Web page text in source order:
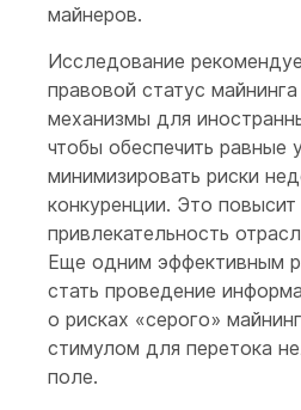
майнеров.
Исследование
правовой статус
механизмы для
чтобы обеспечить равные
минимизировать риски
конкуренции. Это повысит
привлекательность
Еще одним эффективным
стать проведение
о рисках «серого»
стимулом для перетока
поле.